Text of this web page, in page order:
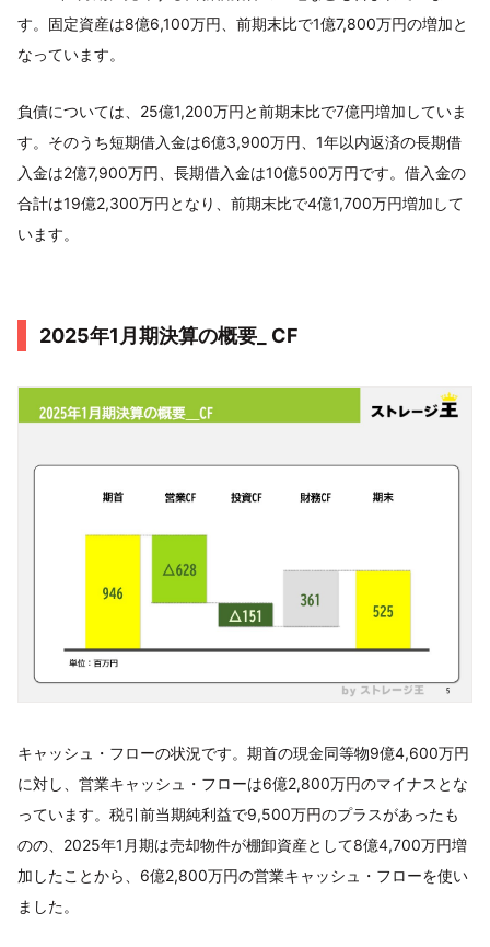
す。固定資産は8億6,100万円、前期末比で1億7,800万円の増加と
なっています。
負債については、25億1,200万円と前期末比で7億円増加していま
す。そのうち短期借入金は6億3,900万円、1年以内返済の長期借
入金は2億7,900万円、長期借入金は10億500万円です。借入金の
合計は19億2,300万円となり、前期末比で4億1,700万円増加して
います。
2025年1月期決算の概要_ CF
キャッシュ・フローの状況です。期首の現金同等物9億4,600万円
に対し、営業キャッシュ・フローは6億2,800万円のマイナスとな
っています。税引前当期純利益で9,500万円のプラスがあったも
のの、2025年1月期は売却物件が棚卸資産として8億4,700万円増
加したことから、6億2,800万円の営業キャッシュ・フローを使い
ました。